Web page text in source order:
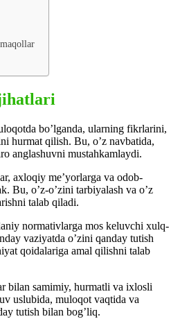
bo’lganda, ularning fikrlarini,
hurmat qilish. Bu, o’z navbatida,
anglashuvni mustahkamlaydi.
axloqiy me’yorlarga va odob-
Bu, o’z-o’zini tarbiyalash va o’z
talab qiladi.
normativlarga mos keluvchi xulq-
vaziyatda o’zini qanday tutish
qoidalariga amal qilishni talab
bilan samimiy, hurmatli va ixlosli
uslubida, muloqot vaqtida va
tutish bilan bog’liq.